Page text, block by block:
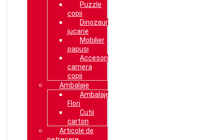
Puzzle
copii
Dinozaur
jucarie
Mobilier
papusi
Accesorii
camera
copii
Ambalaje
Ambalaje
Flori
Cutii
carton
Articole de